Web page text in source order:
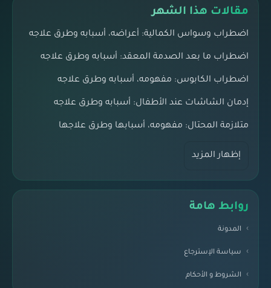
مقالات هذا الشهر
اضطراب وسواس الكمالية: أعراضه، أسبابه وطرق علاجه
اضطراب ما بعد الصدمة المعقد: أسبابه وطرق علاجه
اضطراب الكابوس: مفهومه، أسبابه وطرق علاجه
إدمان الشاشات عند الأطفال: أسبابه وطرق علاجه
متلازمة المحتال: مفهومه، أسبابها وطرق علاجها
إظهار المزيد
روابط هامة
المدونة
سياسة الإسترجاع
الشروط و الأحكام